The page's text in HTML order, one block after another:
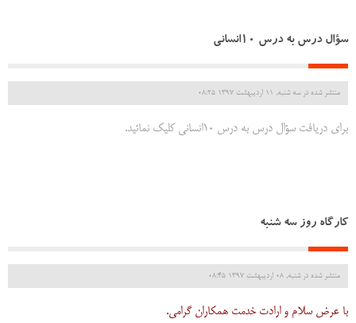
سؤال درس به درس 10انسانی
منتشر شده در سه شنبه, 11 ارديبهشت 1397 08:25
برای دریافت سؤال درس به درس 10انسانی کلیک نمائید.
کارگاه روز سه شنبه
منتشر شده در شنبه, 08 ارديبهشت 1397 08:45
با عرض سلام و ارادت خدمت همکاران گرامی.